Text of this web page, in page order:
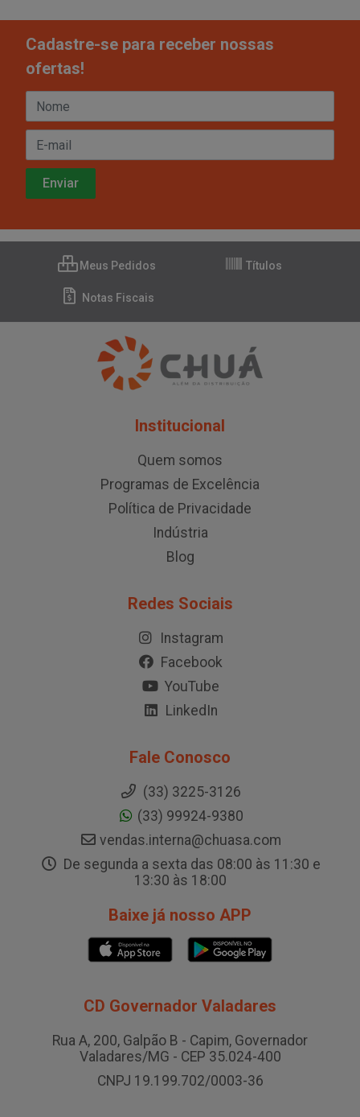
Cadastre-se para receber nossas
ofertas!
Meus Pedidos Títulos
Notas Fiscais
Institucional
Quem somos
Programas de Excelência
Política de Privacidade
Indústria
Blog
Redes Sociais
Instagram
Facebook
YouTube
LinkedIn
Fale Conosco
(33) 3225-3126
(33) 99924-9380
vendas.interna@chuasa.com
De segunda a sexta das 08:00 às 11:30 e
13:30 às 18:00
Baixe já nosso APP
CD Governador Valadares
Rua A, 200, Galpão B - Capim, Governador
Valadares/MG - CEP 35.024-400
CNPJ 19.199.702/0003-36